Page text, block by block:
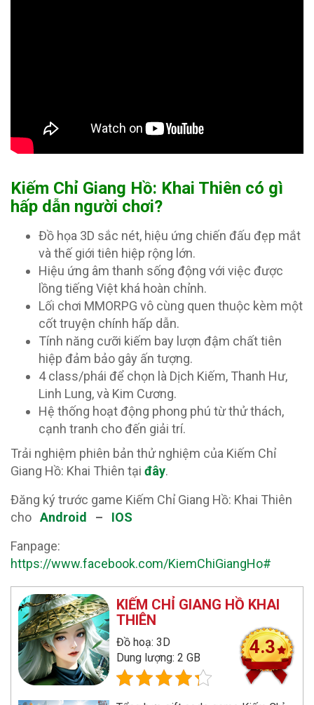
Kiếm Chỉ Giang Hồ: Khai Thiên có gì
hấp dẫn người chơi?
Đồ họa 3D sắc nét, hiệu ứng chiến đấu đẹp mắt
và thế giới tiên hiệp rộng lớn.
Hiệu ứng âm thanh sống động với việc được
lồng tiếng Việt khá hoàn chỉnh.
Lối chơi MMORPG vô cùng quen thuộc kèm một
cốt truyện chính hấp dẫn.
Tính năng cưỡi kiếm bay lượn đậm chất tiên
hiệp đảm bảo gây ấn tượng.
4 class/phái để chọn là Dịch Kiếm, Thanh Hư,
Linh Lung, và Kim Cương.
Hệ thống hoạt động phong phú từ thử thách,
cạnh tranh cho đến giải trí.
Trải nghiệm phiên bản thử nghiệm của Kiếm Chỉ
Giang Hồ: Khai Thiên tại đây.
Đăng ký trước game Kiếm Chỉ Giang Hồ: Khai Thiên
cho Android – IOS
Fanpage:
https://www.facebook.com/KiemChiGiangHo#
KIẾM CHỈ GIANG HỒ KHAI
THIÊN
Đồ hoạ: 3D
Dung lượng: 2 GB
4.3